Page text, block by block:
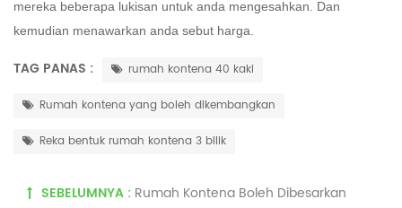
mereka beberapa lukisan untuk anda mengesahkan. Dan
kemudian menawarkan anda sebut harga.
TAG PANAS : rumah kontena 40 kaki
Rumah kontena yang boleh dikembangkan
Reka bentuk rumah kontena 3 bilik
SEBELUMNYA : Rumah Kontena Boleh Dibesarkan